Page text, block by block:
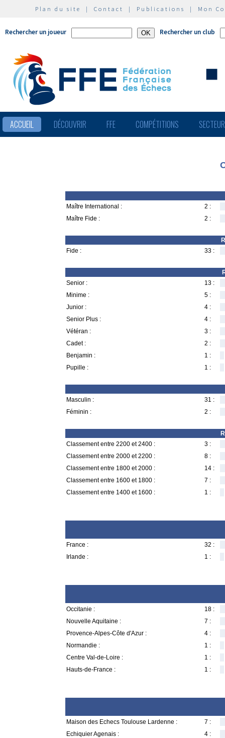
Plan du site | Contact | Publications | Mon
Rechercher un joueur Rechercher un club
ACCUEIL DÉCOUVRIR FFE COMPÉTITIONS
Maître International :
2 :
Maître Fide :
2 :
Fide :
33 :
Senior :
13 :
Minime :
5 :
Junior :
4 :
Senior Plus :
4 :
Vétéran :
3 :
Cadet :
2 :
Benjamin :
1 :
Pupille :
1 :
Masculin :
31 :
Féminin :
2 :
Classement entre 2200 et 2400 :
3 :
Classement entre 2000 et 2200 :
8 :
Classement entre 1800 et 2000 :
14 :
Classement entre 1600 et 1800 :
7 :
Classement entre 1400 et 1600 :
1 :
France :
32 :
Irlande :
1 :
Occitanie :
18 :
Nouvelle Aquitaine :
7 :
Provence-Alpes-Côte d'Azur :
4 :
Normandie :
1 :
Centre Val-de-Loire :
1 :
Hauts-de-France :
1 :
Maison des Echecs Toulouse Lardenne :
7 :
Echiquier Agenais :
4 :